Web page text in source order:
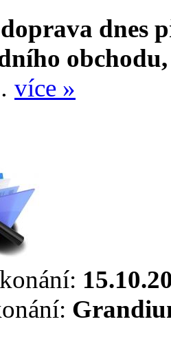
dnes
více »